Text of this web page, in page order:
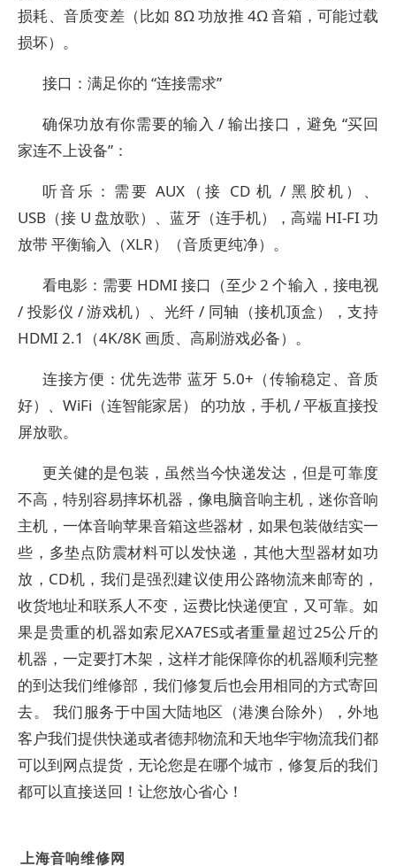
损耗、音质变差（比如 8Ω 功放推 4Ω 音箱，可能过载
损坏）。
接口：满足你的 “连接需求”
确保功放有你需要的输入 / 输出接口，避免 “买回
家连不上设备”：
听音乐：需要 AUX（接 CD 机 / 黑胶机）、
USB（接 U 盘放歌）、蓝牙（连手机），高端 HI-FI 功
放带 平衡输入（XLR）（音质更纯净）。
看电影：需要 HDMI 接口（至少 2 个输入，接电视
/ 投影仪 / 游戏机）、光纤 / 同轴（接机顶盒），支持
HDMI 2.1（4K/8K 画质、高刷游戏必备）。
连接方便：优先选带 蓝牙 5.0+（传输稳定、音质
好）、WiFi（连智能家居） 的功放，手机 / 平板直接投
屏放歌。
更关健的是包装，虽然当今快递发达，但是可靠度
不高，特别容易摔坏机器，像电脑音响主机，迷你音响
主机，一体音响苹果音箱这些器材，如果包装做结实一
些，多垫点防震材料可以发快递，其他大型器材如功
放，CD机，我们是强烈建议使用公路物流来邮寄的，
收货地址和联系人不变，运费比快递便宜，又可靠。如
果是贵重的机器如索尼XA7ES或者重量超过25公斤的
机器，一定要打木架，这样才能保障你的机器顺利完整
的到达我们维修部，我们修复后也会用相同的方式寄回
去。 我们服务于中国大陆地区（港澳台除外），外地
客户我们提供快递或者德邦物流和天地华宇物流我们都
可以到网点提货，无论您是在哪个城市，修复后的我们
都可以直接送回！让您放心省心！
上海音响维修网